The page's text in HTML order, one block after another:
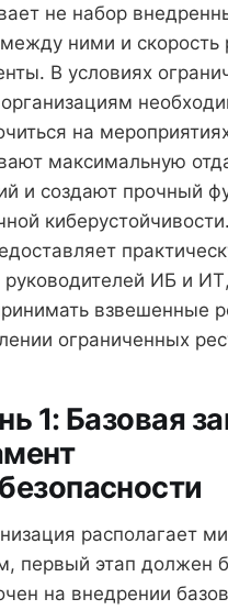
не набор
ними и скорость
В условиях
на
максимальную
и создают прочный
руководителей ИБ и
взвешенные
ограниченных
1: Базовая
располагает
первый этап должен
на внедрении